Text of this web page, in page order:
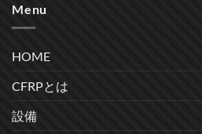
Menu
HOME
CFRPとは
設備